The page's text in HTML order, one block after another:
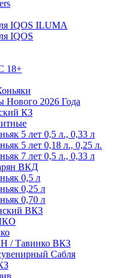
IQOS ILUMA
IQOS
18+
Нового 2026 Года
КЗ
5 лет 0,5 л., 0,33 л
5 лет 0,18 л., 0,25 л.
7 лет 0,5 л., 0,33 л
ВКД
0,5 л
0,25 л
0,70 л
ВКЗ
/ Тавинко ВКЗ
Сабля